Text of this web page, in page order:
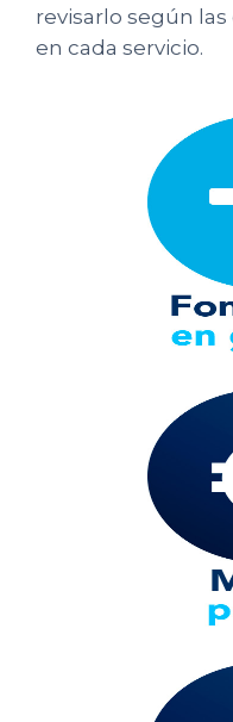
revisarlo según
en cada servicio.